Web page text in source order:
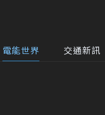
電能世界 交通新訊